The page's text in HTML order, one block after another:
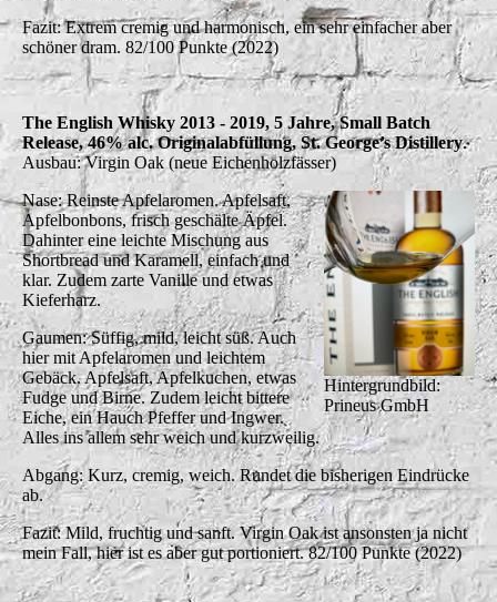
Fazit: Extrem cremig und harmonisch, ein sehr einfacher aber
schöner dram. 82/100 Punkte (2022)
The English Whisky 2013 - 2019, 5 Jahre, Small Batch
Release, 46% alc. Originalabfüllung, St. George’s Distillery.
Ausbau: Virgin Oak (neue Eichenholzfässer)
Hintergrundbild:
Prineus GmbH
Nase: Reinste Apfelaromen. Apfelsaft,
Apfelbonbons, frisch geschälte Äpfel.
Dahinter eine leichte Mischung aus
Shortbread und Karamell, einfach und
klar. Zudem zarte Vanille und etwas
Kieferharz.
Gaumen: Süffig, mild, leicht süß. Auch
hier mit Apfelaromen und leichtem
Gebäck. Apfelsaft, Apfelkuchen, etwas
Fudge und Birne. Zudem leicht bittere
Eiche, ein Hauch Pfeffer und Ingwer.
Alles ins allem sehr weich und kurzweilig.
Abgang: Kurz, cremig, weich. Rundet die bisherigen Eindrücke
ab.
Fazit: Mild, fruchtig und sanft. Virgin Oak ist ansonsten ja nicht
mein Fall, hier ist es aber gut portioniert. 82/100 Punkte (2022)